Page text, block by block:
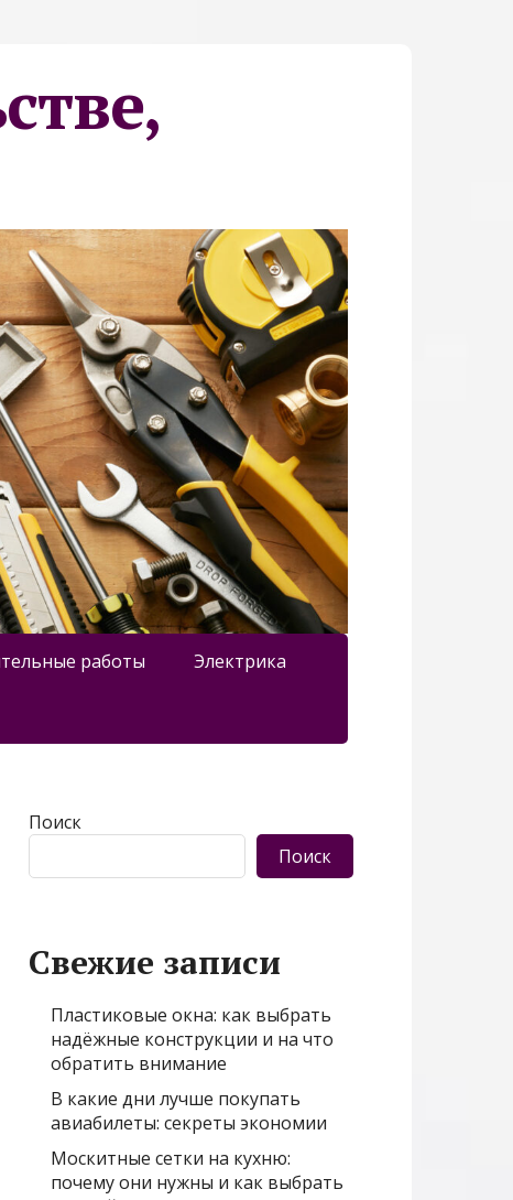
работы Электрика
Поиск
Поиск
Свежие записи
Пластиковые окна: как выбрать
надёжные конструкции и на что
обратить внимание
В какие дни лучше покупать
авиабилеты: секреты экономии
Москитные сетки на кухню:
почему они нужны и как выбрать